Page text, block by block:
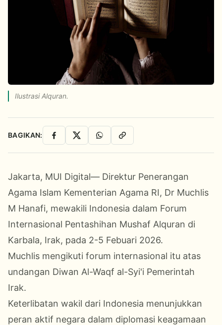
Ilustrasi Alquran.
BAGIKAN: Facebook
X WhatsAppSalin Link
Jakarta, MUI Digital— Direktur Penerangan
Agama Islam Kementerian Agama RI, Dr Muchlis
M Hanafi, mewakili Indonesia dalam Forum
Internasional Pentashihan Mushaf Alquran di
Karbala, Irak, pada 2-5 Febuari 2026.
Muchlis mengikuti forum internasional itu atas
undangan Diwan Al-Waqf al-Syi'i Pemerintah
Irak.
Keterlibatan wakil dari Indonesia menunjukkan
peran aktif negara dalam diplomasi keagamaan